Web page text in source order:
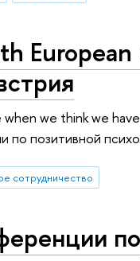
we think we
позитивной
сотрудничество
по